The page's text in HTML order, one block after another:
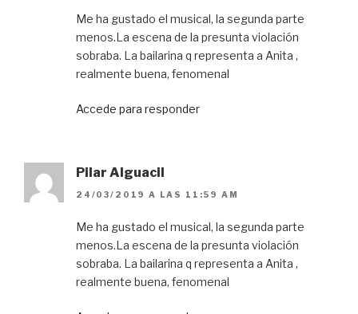
Me ha gustado el musical, la segunda parte
menos.La escena de la presunta violación
sobraba. La bailarina q representa a Anita ,
realmente buena, fenomenal
Accede para responder
Pilar Alguacil
24/03/2019 A LAS 11:59 AM
Me ha gustado el musical, la segunda parte
menos.La escena de la presunta violación
sobraba. La bailarina q representa a Anita ,
realmente buena, fenomenal